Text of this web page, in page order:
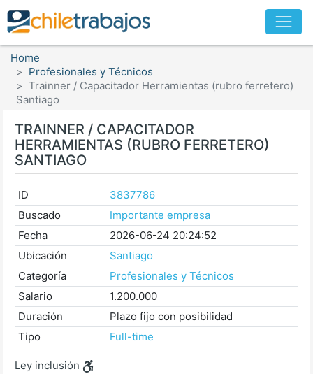
Home
Profesionales y Técnicos
Trainner / Capacitador Herramientas (rubro ferretero)
Santiago
TRAINNER / CAPACITADOR
HERRAMIENTAS (RUBRO FERRETERO)
SANTIAGO
ID
3837786
Buscado
Importante empresa
Fecha
2026-06-24 20:24:52
Ubicación
Santiago
Categoría
Profesionales y Técnicos
Salario
1.200.000
Duración
Plazo fijo con posibilidad
Tipo
Full-time
Ley inclusión